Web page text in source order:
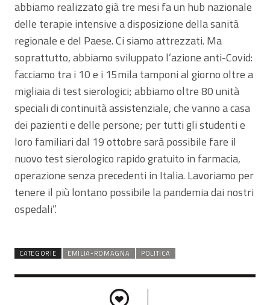
abbiamo realizzato già tre mesi fa un hub nazionale
delle terapie intensive a disposizione della sanità
regionale e del Paese. Ci siamo attrezzati. Ma
soprattutto, abbiamo sviluppato l’azione anti-Covid:
facciamo tra i 10 e i 15mila tamponi al giorno oltre a
migliaia di test sierologici; abbiamo oltre 80 unità
speciali di continuità assistenziale, che vanno a casa
dei pazienti e delle persone; per tutti gli studenti e
loro familiari dal 19 ottobre sarà possibile fare il
nuovo test sierologico rapido gratuito in farmacia,
operazione senza precedenti in Italia. Lavoriamo per
tenere il più lontano possibile la pandemia dai nostri
ospedali”.
CATEGORIE EMILIA-ROMAGNA POLITICA